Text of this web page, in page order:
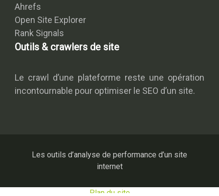
Ahrefs
Open Site Explorer
Rank Signals
Outils & crawlers de site
Le crawl d’une plateforme reste une opération
incontournable pour optimiser le SEO d’un site.
Les outils d’analyse de performance d’un site
internet
Plan du site